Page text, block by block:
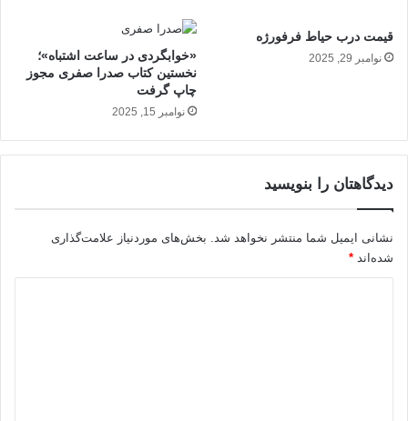
قیمت درب حیاط فرفورژه
نوامبر 29, 2025
«خوابگردی در ساعت اشتباه»؛
نخستین کتاب صدرا صفری مجوز
چاپ گرفت
نوامبر 15, 2025
دیدگاهتان را بنویسید
نشانی ایمیل شما منتشر نخواهد شد. بخش‌های موردنیاز علامت‌گذاری
شده‌اند *